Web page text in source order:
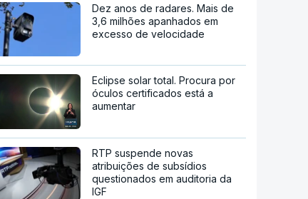
Dez anos de radares. Mais de
3,6 milhões apanhados em
excesso de velocidade
Eclipse solar total. Procura por
óculos certificados está a
aumentar
RTP suspende novas
atribuições de subsídios
questionados em auditoria da
IGF